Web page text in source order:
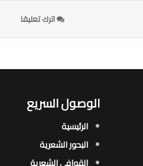
اترك تعليقا
الوصول السريع
الرئيسية
البحور الشعرية​
القوافي الشعرية​